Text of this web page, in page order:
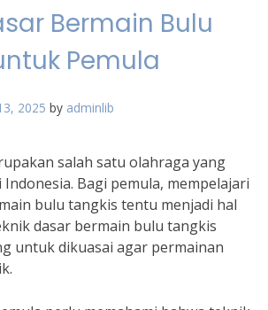
Bermain Bulu
Pemula
2025 by adminlib
salah satu olahraga yang
Bagi pemula, mempelajari
bulu tangkis tentu menjadi hal
dasar bermain bulu tangkis
untuk dikuasai agar permainan